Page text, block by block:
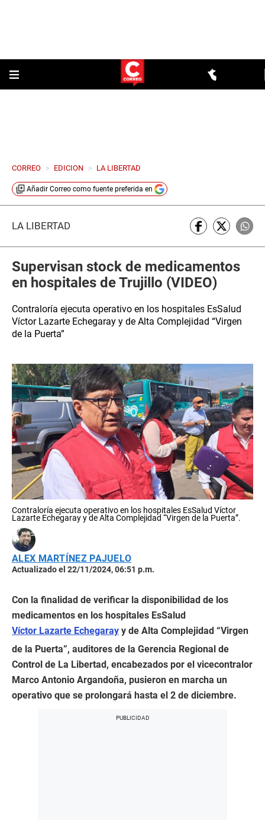
CORREO > EDICION > LA LIBERTAD
Añadir Correo como fuente preferida en
LA LIBERTAD
Supervisan stock de medicamentos
en hospitales de Trujillo (VIDEO)
Contraloría ejecuta operativo en los hospitales EsSalud
Víctor Lazarte Echegaray y de Alta Complejidad “Virgen
de la Puerta”
Contraloría ejecuta operativo en los hospitales EsSalud Víctor
Lazarte Echegaray y de Alta Complejidad “Virgen de la Puerta”.
ALEX MARTÍNEZ PAJUELO
Actualizado el 22/11/2024, 06:51 p.m.
Con la finalidad de verificar la disponibilidad de los
medicamentos en los hospitales EsSalud
Víctor Lazarte Echegaray y de Alta Complejidad “Virgen
de la Puerta”, auditores de la Gerencia Regional de
Control de La Libertad, encabezados por el vicecontralor
Marco Antonio Argandoña, pusieron en marcha un
operativo que se prolongará hasta el 2 de diciembre.